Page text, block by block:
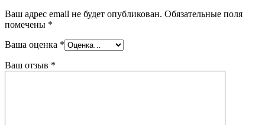
Ваш адрес email не будет опубликован. Обязательные поля
помечены *
Ваша оценка *
Ваш отзыв *